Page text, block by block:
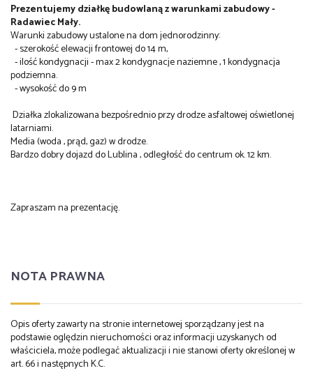
Prezentujemy działkę budowlaną z warunkami zabudowy -
Radawiec Mały.
Warunki zabudowy ustalone na dom jednorodzinny:
- szerokość elewacji frontowej do 14 m,
- ilość kondygnacji - max 2 kondygnacje naziemne , 1 kondygnacja
podziemna.
- wysokość do 9 m
Działka zlokalizowana bezpośrednio przy drodze asfaltowej oświetlonej
latarniami.
Media (woda , prąd, gaz) w drodze.
Bardzo dobry dojazd do Lublina , odległość do centrum ok. 12 km.
Zapraszam na prezentację.
NOTA PRAWNA
Opis oferty zawarty na stronie internetowej sporządzany jest na
podstawie oględzin nieruchomości oraz informacji uzyskanych od
właściciela, może podlegać aktualizacji i nie stanowi oferty określonej w
art. 66 i następnych K.C.